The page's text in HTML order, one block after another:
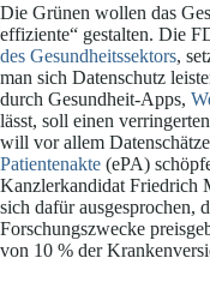
Die Grünen wollen das
effiziente“ gestalten. Die
des Gesundheitssektors,
man sich Datenschutz
durch Gesundheit-Apps,
lässt, soll einen
will vor allem
Patientenakte (ePA)
Kanzlerkandidat Friedrich
sich dafür ausgesprochen,
Forschungszwecke
von 10 % der